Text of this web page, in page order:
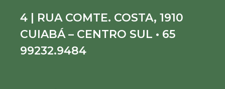
4 | RUA COMTE. COSTA, 1910
CUIABÁ – CENTRO SUL • 65
99232.9484